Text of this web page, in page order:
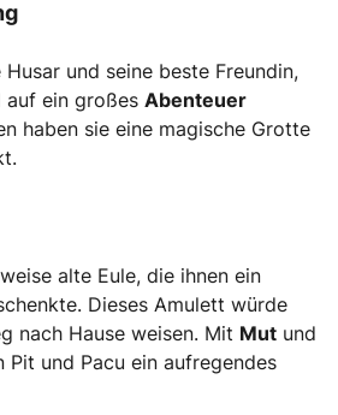
und seine beste Freundin,
auf ein großes Abenteuer
haben sie eine magische Grotte
alte Eule, die ihnen ein
Dieses Amulett würde
nach Hause weisen. Mit Mut und
Pit und Pacu ein aufregendes